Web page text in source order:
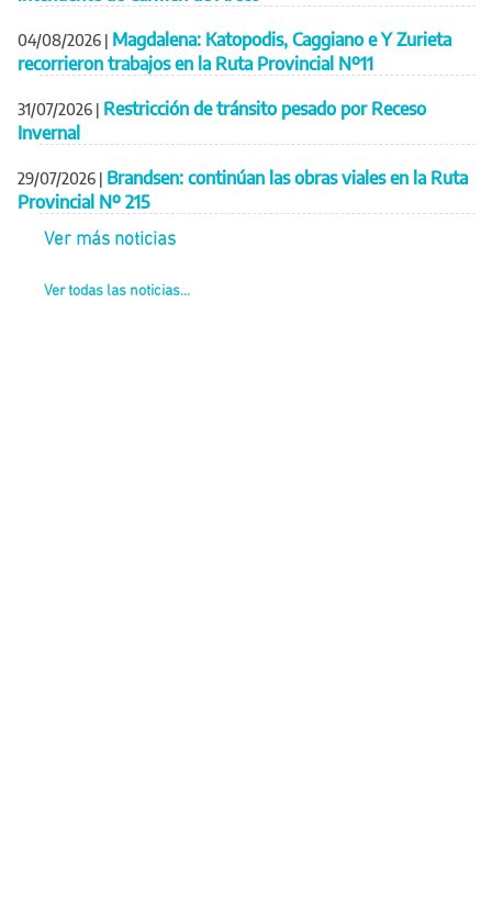
04/08/2026 | Magdalena: Katopodis, Caggiano e Y Zurieta
recorrieron trabajos en la Ruta Provincial Nº11
31/07/2026 | Restricción de tránsito pesado por Receso
Invernal
29/07/2026 | Brandsen: continúan las obras viales en la Ruta
Provincial Nº 215
Ver más noticias
Ver todas las noticias...